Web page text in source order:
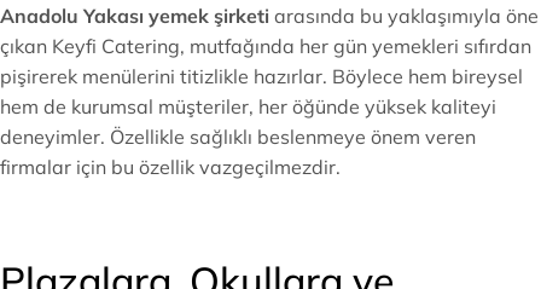
Anadolu Yakası yemek şirketi arasında bu yaklaşımıyla öne
çıkan Keyfi Catering, mutfağında her gün yemekleri sıfırdan
pişirerek menülerini titizlikle hazırlar. Böylece hem bireysel
hem de kurumsal müşteriler, her öğünde yüksek kaliteyi
deneyimler. Özellikle sağlıklı beslenmeye önem veren
firmalar için bu özellik vazgeçilmezdir.